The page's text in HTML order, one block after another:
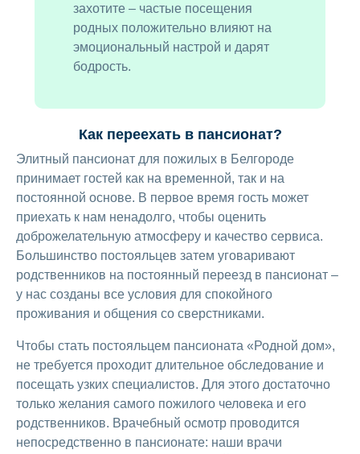
захотите – частые посещения
родных положительно влияют на
эмоциональный настрой и дарят
бодрость.
Как переехать в пансионат?
Элитный пансионат для пожилых в Белгороде
принимает гостей как на временной, так и на
постоянной основе. В первое время гость может
приехать к нам ненадолго, чтобы оценить
доброжелательную атмосферу и качество сервиса.
Большинство постояльцев затем уговаривают
родственников на постоянный переезд в пансионат –
у нас созданы все условия для спокойного
проживания и общения со сверстниками.
Чтобы стать постояльцем пансионата «Родной дом»,
не требуется проходит длительное обследование и
посещать узких специалистов. Для этого достаточно
только желания самого пожилого человека и его
родственников. Врачебный осмотр проводится
непосредственно в пансионате: наши врачи